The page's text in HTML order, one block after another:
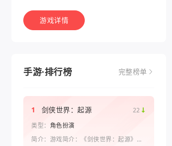
游戏详情
手游·排行榜 完整榜单
1 剑侠世界：起源
22
类型： 角色扮演
简介：游戏简介：《剑侠世界：起源》是